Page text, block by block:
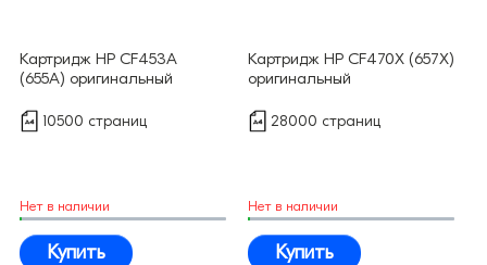
Картридж HP CF453A
(655A) оригинальный
10500 страниц
Нет в наличии
Купить
Картридж HP CF470X (657X)
оригинальный
28000 страниц
Нет в наличии
Купить